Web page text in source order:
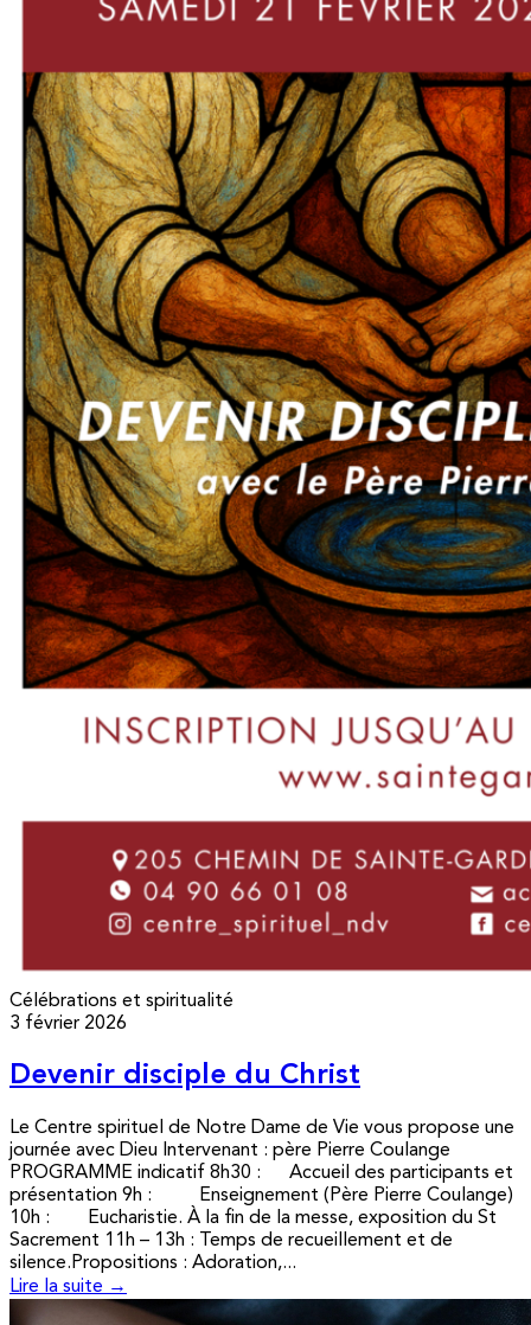
Célébrations et spiritualité
3 février 2026
Devenir disciple du Christ
Le Centre spirituel de Notre Dame de Vie vous propose une
journée avec Dieu Intervenant : père Pierre Coulange
PROGRAMME indicatif 8h30 : Accueil des participants et
présentation 9h : Enseignement (Père Pierre Coulange)
10h : Eucharistie. À la fin de la messe, exposition du St
Sacrement 11h – 13h : Temps de recueillement et de
silence.Propositions : Adoration,...
Lire la suite →